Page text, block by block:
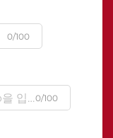
0/100
0/100